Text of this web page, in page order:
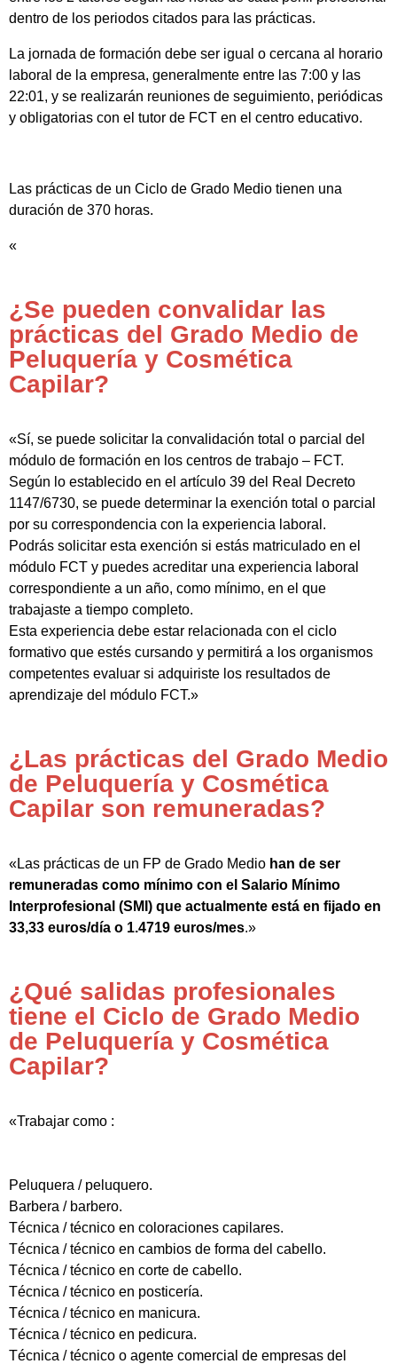
dentro de los periodos citados para las prácticas.
La jornada de formación debe ser igual o cercana al horario
laboral de la empresa, generalmente entre las 7:00 y las
22:01, y se realizarán reuniones de seguimiento, periódicas
y obligatorias con el tutor de FCT en el centro educativo.
Las prácticas de un Ciclo de Grado Medio tienen una
duración de 370 horas.
«
¿Se pueden convalidar las
prácticas del Grado Medio de
Peluquería y Cosmética
Capilar?
«Sí, se puede solicitar la convalidación total o parcial del
módulo de formación en los centros de trabajo – FCT.
Según lo establecido en el artículo 39 del Real Decreto
1147/6730, se puede determinar la exención total o parcial
por su correspondencia con la experiencia laboral.
Podrás solicitar esta exención si estás matriculado en el
módulo FCT y puedes acreditar una experiencia laboral
correspondiente a un año, como mínimo, en el que
trabajaste a tiempo completo.
Esta experiencia debe estar relacionada con el ciclo
formativo que estés cursando y permitirá a los organismos
competentes evaluar si adquiriste los resultados de
aprendizaje del módulo FCT.»
¿Las prácticas del Grado Medio
de Peluquería y Cosmética
Capilar son remuneradas?
«Las prácticas de un FP de Grado Medio han de ser
remuneradas como mínimo con el Salario Mínimo
Interprofesional (SMI) que actualmente está en fijado en
33,33 euros/día o 1.4719 euros/mes.»
¿Qué salidas profesionales
tiene el Ciclo de Grado Medio
de Peluquería y Cosmética
Capilar?
«Trabajar como :
Peluquera / peluquero.
Barbera / barbero.
Técnica / técnico en coloraciones capilares.
Técnica / técnico en cambios de forma del cabello.
Técnica / técnico en corte de cabello.
Técnica / técnico en posticería.
Técnica / técnico en manicura.
Técnica / técnico en pedicura.
Técnica / técnico o agente comercial de empresas del